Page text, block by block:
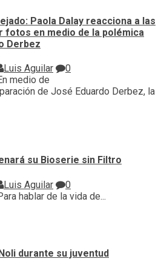
Paola Dalay reacciona a las
fotos en medio de la polémica
Derbez
Luis Aguilar
0
medio de
de José Eduardo Derbez, la
su Bioserie sin Filtro
Luis Aguilar
0
hablar de la vida de...
durante su juventud